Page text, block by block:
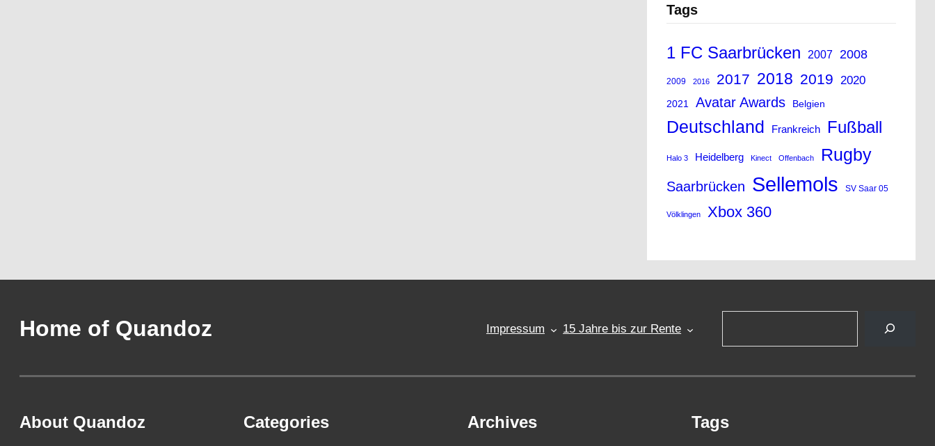
Tags
1 FC Saarbrücken 2007 2008
2009 2016 2017 2018 2019 2020
2021 Avatar Awards Belgien
Deutschland Frankreich Fußball
Halo 3 Heidelberg Kinect Offenbach Rugby
Saarbrücken Sellemols SV Saar 05
Völklingen Xbox 360
Home of Quandoz Impressum 15 Jahre bis zur Rente
About Quandoz Categories Archives Tags